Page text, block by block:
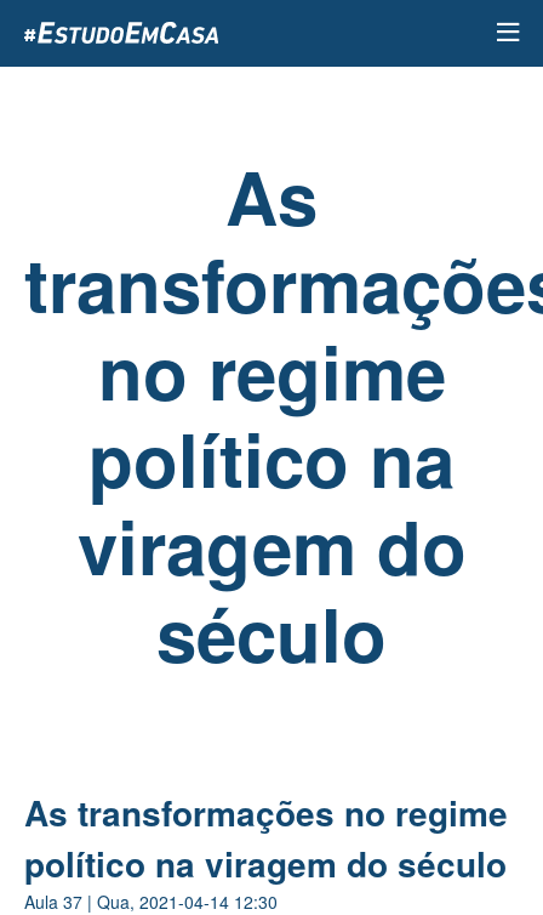
para
o
As
no regime
político na
viragem do
século
As transformações no regime
político na viragem do século
Aula 37 | Qua, 2021-04-14 12:30